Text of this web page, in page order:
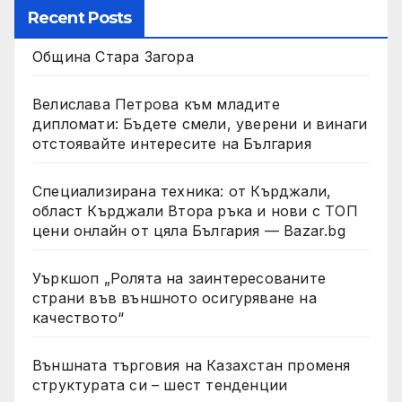
Recent Posts
Община Стара Загора
Велислава Петрова към младите
дипломати: Бъдете смели, уверени и винаги
отстоявайте интересите на България
Специализирана техника: от Кърджали,
област Кърджали Втора ръка и нови с ТОП
цени онлайн от цяла България — Bazar.bg
Уъркшоп „Ролята на заинтересованите
страни във външното осигуряване на
качеството“
Външната търговия на Казахстан променя
структурата си – шест тенденции